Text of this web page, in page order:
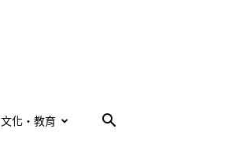
文化・教育